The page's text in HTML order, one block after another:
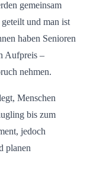
gemeinsam
und man ist
haben Senioren
Aufpreis –
nehmen.
Menschen
bis zum
jedoch
planen